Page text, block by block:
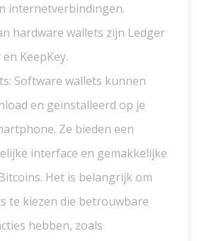
internetverbindingen.
hardware wallets zijn Ledger
KeepKey.
Software wallets kunnen
en geïnstalleerd op je
Ze bieden een
interface en gemakkelijke
Het is belangrijk om
te kiezen die betrouwbare
hebben, zoals